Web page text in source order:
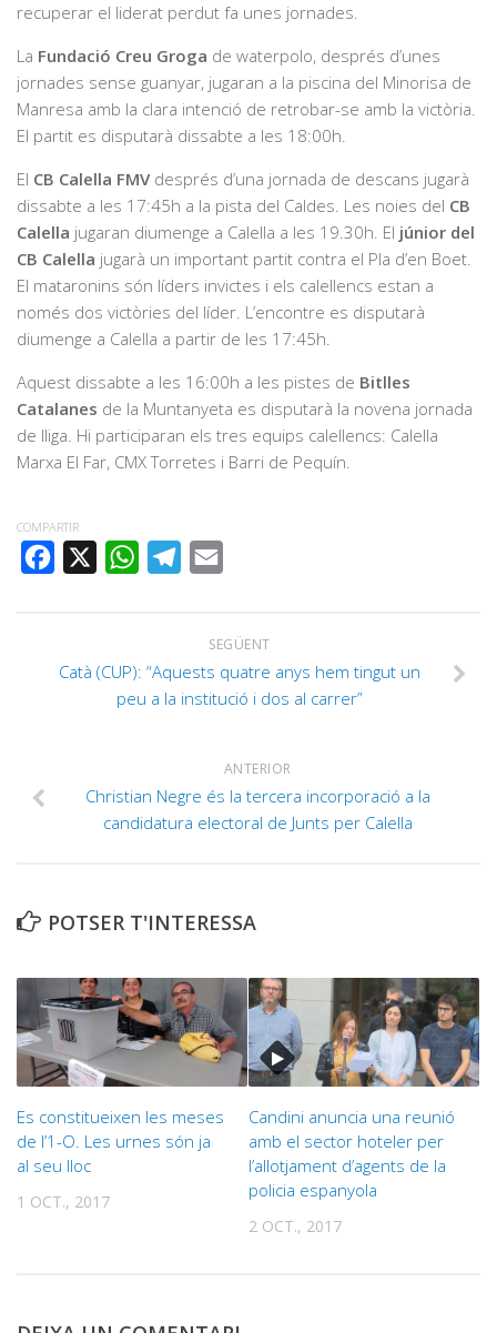
recuperar el liderat perdut fa unes jornades.
La Fundació Creu Groga de waterpolo, després d’unes
jornades sense guanyar, jugaran a la piscina del Minorisa de
Manresa amb la clara intenció de retrobar-se amb la victòria.
El partit es disputarà dissabte a les 18:00h.
El CB Calella FMVdesprés d’una jornada de descans jugarà
dissabte a les 17:45h a la pista del Caldes. Les noies del CB
Calella jugaran diumenge a Calella a les 19.30h. El júnior del
CB Calella jugarà un important partit contra el Pla d’en Boet.
El mataronins són líders invictes i els calellencs estan a
només dos victòries del líder. L’encontre es disputarà
diumenge a Calella a partir de les 17:45h.
Aquest dissabte a les 16:00h a les pistes de Bitlles
Catalanes de la Muntanyeta es disputarà la novena jornada
de lliga. Hi participaran els tres equips calellencs: Calella
Marxa El Far, CMX Torretes i Barri de Pequín.
COMPARTIR
FACEBOOK
WHATSAPPTELEGRAM
SEGÜENT
Catà (CUP): “Aquests quatre anys hem tingut un
peu a la institució i dos al carrer”
ANTERIOR
Christian Negre és la tercera incorporació a la
candidatura electoral de Junts per Calella
POTSER T'INTERESSA
Es constitueixen les meses
de l’1-O. Les urnes són ja
al seu lloc
1 OCT., 2017
Candini anuncia una reunió
amb el sector hoteler per
l’allotjament d’agents de la
policia espanyola
2 OCT., 2017